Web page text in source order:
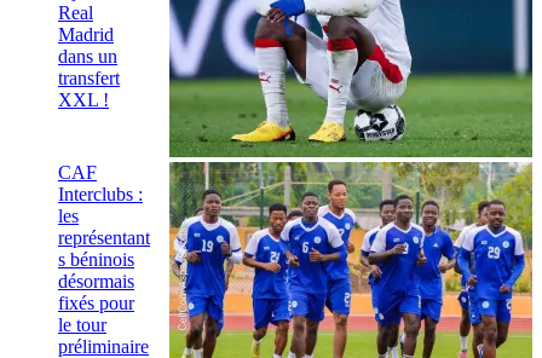
Real
Madrid
dans un
transfert
XXL !
CAF
Interclubs :
les
représentant
s béninois
désormais
fixés pour
le tour
préliminaire